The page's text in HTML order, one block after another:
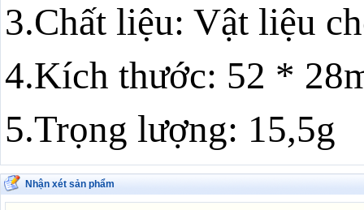
3.Chất liệu: Vật liệu
4.Kích thước: 52 *
5.Trọng lượng: 15,5g
Nhận xét sản phẩm